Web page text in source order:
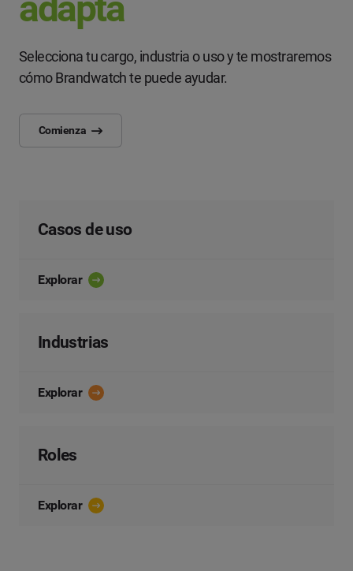
Selecciona tu cargo, industria o uso y te mostraremos
cómo Brandwatch te puede ayudar.
Comienza
Casos de uso
Explorar
Industrias
Explorar
Roles
Explorar